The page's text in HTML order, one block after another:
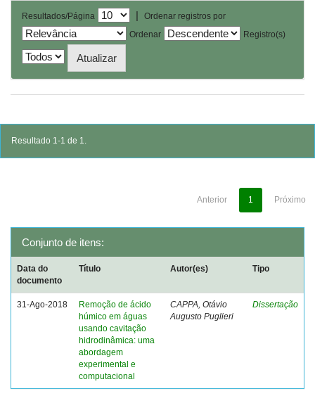
Resultados/Página |
Ordenar registros por
Ordenar
Registro(s)
Resultado 1-1 de 1.
Anterior 1 Próximo
Conjunto de itens:
Data do
documento
Título Autor(es) Tipo
31-Ago-2018
Remoção de ácido
húmico em águas
usando cavitação
hidrodinâmica: uma
abordagem
experimental e
computacional
CAPPA, Otávio
Augusto Puglieri
Dissertação